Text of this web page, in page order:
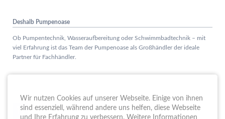
Deshalb Pumpenoase
Ob Pumpentechnik, Wasseraufbereitung oder Schwimmbadtechnik – mit
viel Erfahrung ist das Team der Pumpenoase als Großhändler der ideale
Partner für Fachhändler.
15. Schule trifft Wirtschaft bei der PUMPENoase!
Wir nutzen Cookies auf unserer Webseite. Einige von ihnen
sind essenziell, während andere uns helfen, diese Webseite